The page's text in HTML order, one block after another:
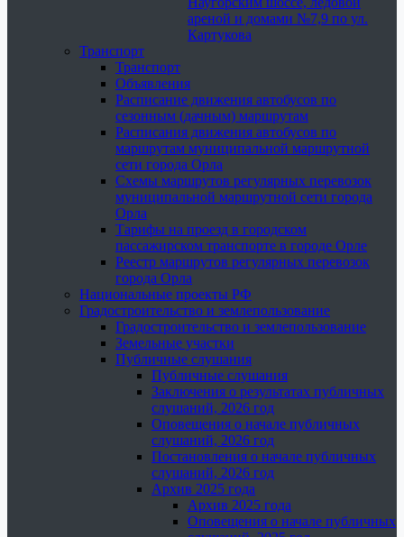
ареной и домами №7,9 по ул.
Картукова
Транспорт
Транспорт
Объявления
Расписание движения автобусов по
сезонным (дачным) маршрутам
Расписания движения автобусов по
маршрутам муниципальной маршрутной
сети города Орла
Схемы маршрутов регулярных перевозок
муниципальной маршрутной сети города
Орла
Тарифы на проезд в городском
пассажирском транспорте в городе Орле
Реестр маршрутов регулярных перевозок
города Орла
Национальные проекты РФ
Градостроительство и землепользование
Градостроительство и землепользование
Земельные участки
Публичные слушания
Публичные слушания
Заключения о результатах публичных
слушаний, 2026 год
Оповещения о начале публичных
слушаний, 2026 год
Постановления о начале публичных
слушаний, 2026 год
Архив 2025 года
Архив 2025 года
Оповещения о начале публичных